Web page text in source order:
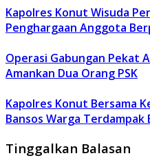
Kapolres Konut Wisuda
Penghargaan Anggota
Operasi Gabungan Pekat
Amankan Dua Orang PSK
Kapolres Konut Bersama
Bansos Warga Terdampak
Tinggalkan Balasan